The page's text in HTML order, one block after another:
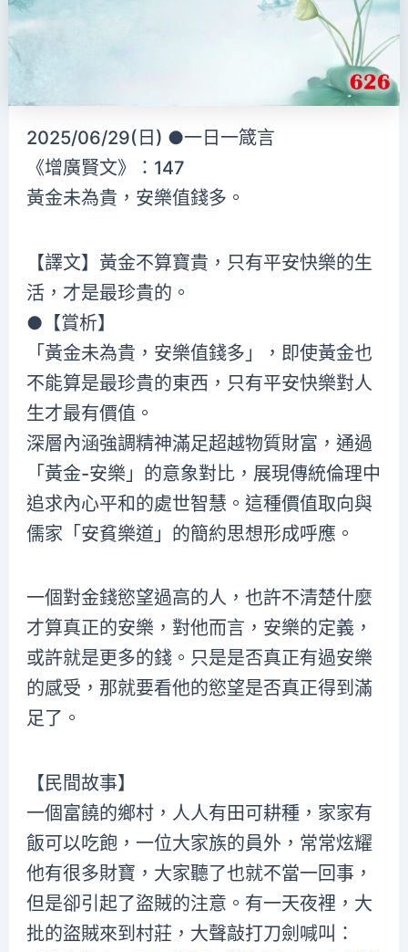
2025/06/29(日) ●一日一箴言
《增廣賢文》：147
黃金未為貴，安樂值錢多。
【譯文】黃金不算寶貴，只有平安快樂的生
活，才是最珍貴的。
●【賞析】
「黃金未為貴，安樂值錢多」，即使黃金也
不能算是最珍貴的東西，只有平安快樂對人
生才最有價值。
深層內涵強調精神滿足超越物質財富，通過
「黃金-安樂」的意象對比，展現傳統倫理中
追求內心平和的處世智慧。這種價值取向與
儒家「安貧樂道」的簡約思想形成呼應。
一個對金錢慾望過高的人，也許不清楚什麼
才算真正的安樂，對他而言，安樂的定義，
或許就是更多的錢。只是是否真正有過安樂
的感受，那就要看他的慾望是否真正得到滿
足了。
【民間故事】
一個富饒的鄉村，人人有田可耕種，家家有
飯可以吃飽，一位大家族的員外，常常炫耀
他有很多財寶，大家聽了也就不當一回事，
但是卻引起了盜賊的注意。有一天夜裡，大
批的盜賊來到村莊，大聲敲打刀劍喊叫：